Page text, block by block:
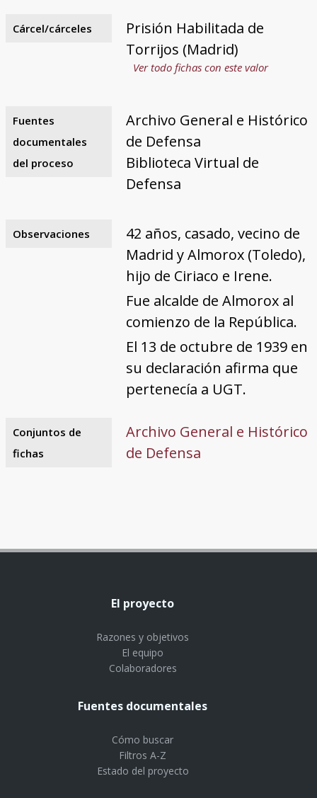
Cárcel/cárceles
Prisión Habilitada de
Torrijos (Madrid)
Ver todo fichas con este valor
Fuentes
documentales
del proceso
Archivo General e Histórico
de Defensa
Biblioteca Virtual de
Defensa
Observaciones
42 años, casado, vecino de
Madrid y Almorox (Toledo),
hijo de Ciriaco e Irene.
Fue alcalde de Almorox al
comienzo de la República.
El 13 de octubre de 1939 en
su declaración afirma que
pertenecía a UGT.
Conjuntos de
fichas
Archivo General e Histórico
de Defensa
El proyecto
Razones y objetivos
El equipo
Colaboradores
Fuentes documentales
Cómo buscar
Filtros A-Z
Estado del proyecto